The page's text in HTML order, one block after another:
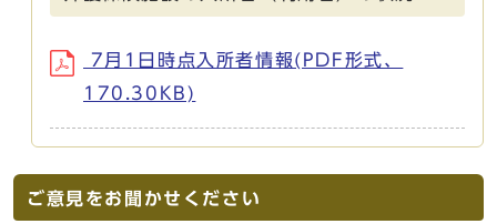
7月1日時点入所者情報(PDF形式、
170.30KB)
ご意見をお聞かせください